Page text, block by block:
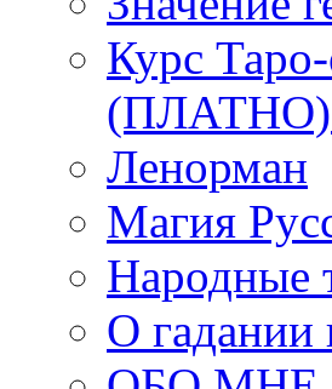
Курс
Ленорман
Магия
Народные
О гадании